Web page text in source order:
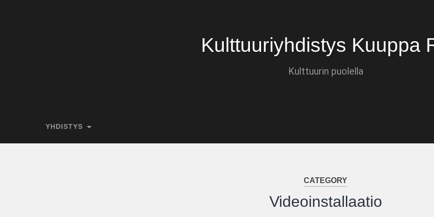
Kulttuuriyhdistys Kuuppa
Kulttuurin puolella
YHDISTYS
CATEGORY
Videoinstallaatio